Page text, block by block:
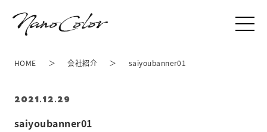
saiyoubanner01
2021.12.29
HOME 会社紹介 saiyoubanner01